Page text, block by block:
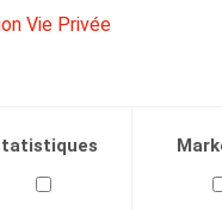
Vie Privée